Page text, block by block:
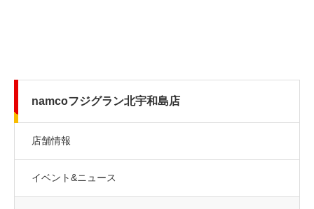
namcoフジグラン北宇和島店
店舗情報
イベント&ニュース